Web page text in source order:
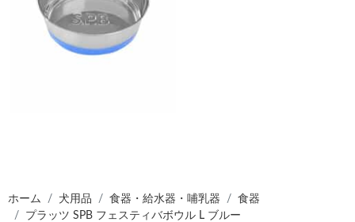
ホーム 犬用品 食器・給水器・哺乳器
食器
プラッツ SPB フェスティバボウル L ブルー